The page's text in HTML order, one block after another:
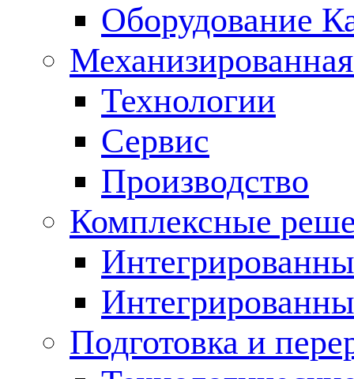
Оборудование
Технологии
Сервис
Производство
Комплексные
Подготовка и